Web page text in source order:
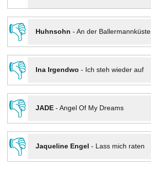
👎
Huhnsohn - An der Ballermannküste
👎
Ina Irgendwo - Ich steh wieder auf
👎
JADE- Angel Of My Dreams
👎
Jaqueline Engel - Lass mich raten